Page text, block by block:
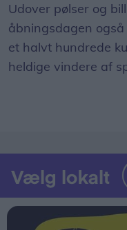
Udover pølser og
åbningsdagen
et halvt hundrede
heldige vindere af